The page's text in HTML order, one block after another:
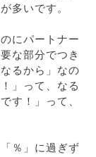
多いです。
にパートナー
な部分でつき
るから」なの
」って、なる
す！」って、
％」に過ぎず